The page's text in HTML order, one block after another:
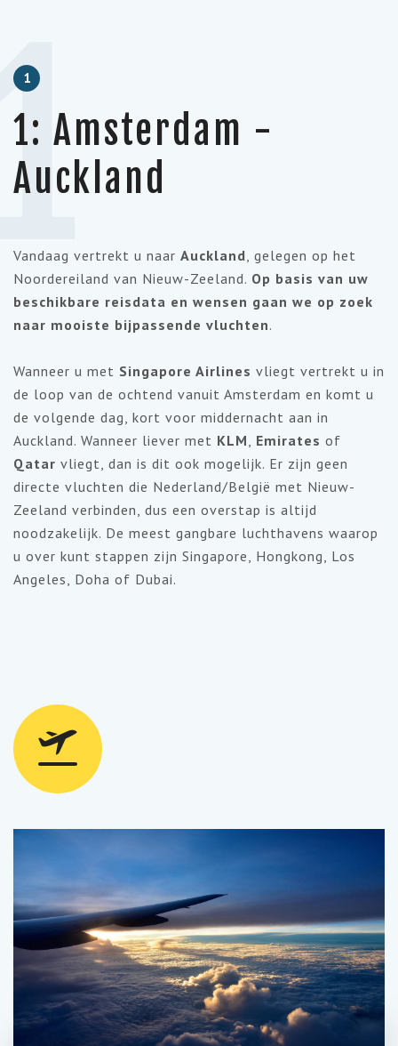
1
1: Amsterdam -
Auckland
Vandaag vertrekt u naar Auckland, gelegen op het
Noordereiland van Nieuw-Zeeland. Op basis van uw
beschikbare reisdata en wensen gaan we op zoek
naar mooiste bijpassende vluchten.
Wanneer u met Singapore Airlines vliegt vertrekt u in
de loop van de ochtend vanuit Amsterdam en komt u
de volgende dag, kort voor middernacht aan in
Auckland. Wanneer liever met KLM, Emirates of
Qatar vliegt, dan is dit ook mogelijk. Er zijn geen
directe vluchten die Nederland/België met Nieuw-
Zeeland verbinden, dus een overstap is altijd
noodzakelijk. De meest gangbare luchthavens waarop
u over kunt stappen zijn Singapore, Hongkong, Los
Angeles, Doha of Dubai.